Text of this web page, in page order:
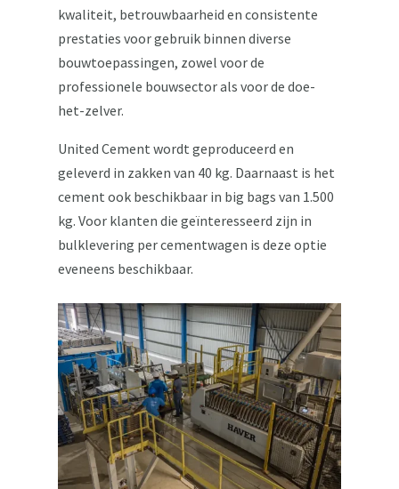
kwaliteit, betrouwbaarheid en consistente
prestaties voor gebruik binnen diverse
bouwtoepassingen, zowel voor de
professionele bouwsector als voor de doe-
het-zelver.
United Cement wordt geproduceerd en
geleverd in zakken van 40 kg. Daarnaast is het
cement ook beschikbaar in big bags van 1.500
kg. Voor klanten die geïnteresseerd zijn in
bulklevering per cementwagen is deze optie
eveneens beschikbaar.